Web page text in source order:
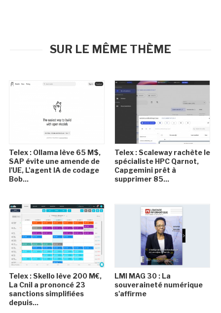
SUR LE MÊME THÈME
Telex : Ollama lève 65 M$,
SAP évite une amende de
l'UE, L'agent IA de codage
Bob...
Telex : Scaleway rachète le
spécialiste HPC Qarnot,
Capgemini prêt à
supprimer 85...
Telex : Skello lève 200 M€,
La Cnil a prononcé 23
sanctions simplifiées
depuis...
LMI MAG 30 : La
souveraineté numérique
s'affirme